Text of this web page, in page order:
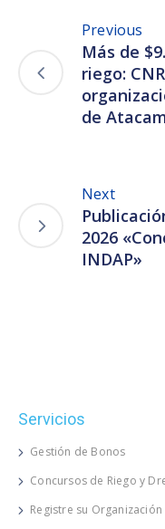
Previous
Más de
riego:
de
Next
2026
INDAP»
Servicios
Gestión de Bonos
Concursos de Riego y
Registre su Organización